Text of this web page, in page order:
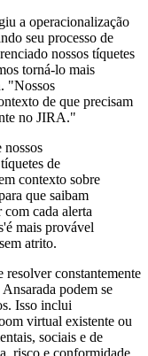
a operacionalização
seu processo de
nossos tíquetes
torná-lo mais
"Nossos
de que precisam
no JIRA."
nossos
de
contexto sobre
que saibam
cada alerta
mais provável
atrito.
resolver constantemente
podem se
Isso inclui
virtual existente ou
sociais e de
risco e conformidade